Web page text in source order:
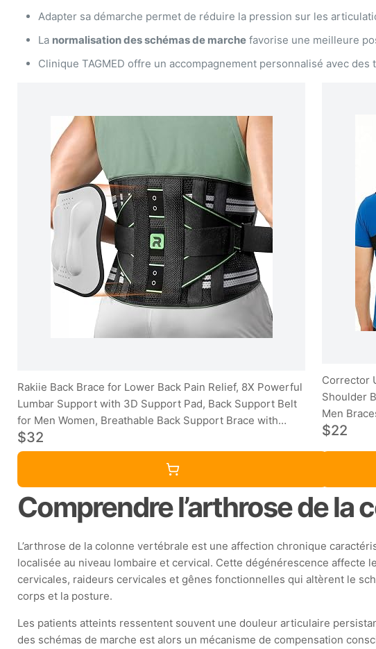
Adapter sa démarche permet de réduire la pression sur les
La normalisation des schémas de marche favorise une meilleure
Clinique TAGMED offre un accompagnement personnalisé avec
Rakiie Back Brace for Lower Back Pain Relief, 8X Powerful
Lumbar Support with 3D Support Pad, Back Support Belt
for Men Women, Breathable Back Support Brace with
Adjustable Strap for Herniated Disc, Sciatica, Green Size
M (Waist: 33.5"-39.4")
$32
Corrector
Shoulder
Men
$22
Comprendre l’arthrose de la
L’arthrose de la colonne vertébrale est une affection chronique
localisée au niveau lombaire et cervical. Cette dégénérescence
cervicales, raideurs cervicales et gênes fonctionnelles qui altèrent le
corps et la posture.
Les patients atteints ressentent souvent une douleur articulaire
des schémas de marche est alors un mécanisme de compensation